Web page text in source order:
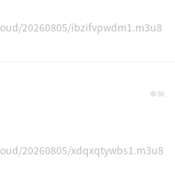
20260805/ibzifvpwdm1.m3u8
30
20260805/xdqxqtywbs1.m3u8